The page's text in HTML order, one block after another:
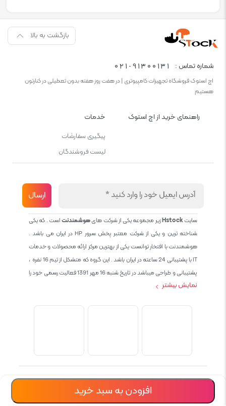
افزودن به سبد خرید
بازگشت به بالا
شماره تماس : 021-91300131
اچ استوک فروشگاه تجهیزات کامپیوتری | در هفت روز هفته بدون تعطیلی در کنارتون
هستیم
راهنمای خرید از اچ استوک خدمات
پیگیری سفارشات
لیست فروشندگان
سایتHstockزیر مجموعه یکی از شرکت هایهوشمندنتاست . که یکی
شناخته ترین و یکی از شرکت معتبر پخش سرور HP در ایران می باشد .
هوشمندنت با افتخار توانست یکی از بهترین مرکز ارائه محصولات و خدمات
IT با پشتیبانی 24 ساعته در ایران باشد . این گروه که متشکل از تیم 16 نفره ،
پشتیبانی و طراحی میباشد در تاریخ شنبه 16 مهر 1391 فعالیت رسمی خود را
نمایش بیشتر
تمامی حقوق برای شرکت hoshmandnet محفوظ است